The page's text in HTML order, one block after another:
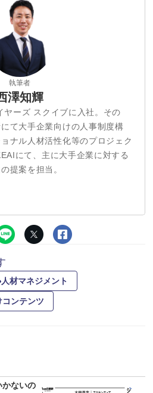
執筆者
澤知輝
ヤーズ スクイブに入社。その
て大手企業向けの人事制度構
ナル人材活性化等のプロジェク
にて、主に大手企業に対する
提案を担当。
人材マネジメント
ンテンツ
かないの